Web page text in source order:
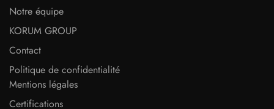
Notre équipe
KORUM GROUP
Contact
Politique de confidentialité
Mentions légales
Certifications